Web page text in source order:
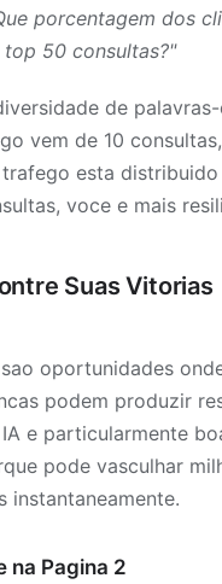
porcentagem dos
top 50 consultas?"
de
vem de 10
esta
voce e mais
Suas Vitorias
oportunidades
podem produzir
e particularmente
pode vasculhar
instantaneamente.
na Pagina 2